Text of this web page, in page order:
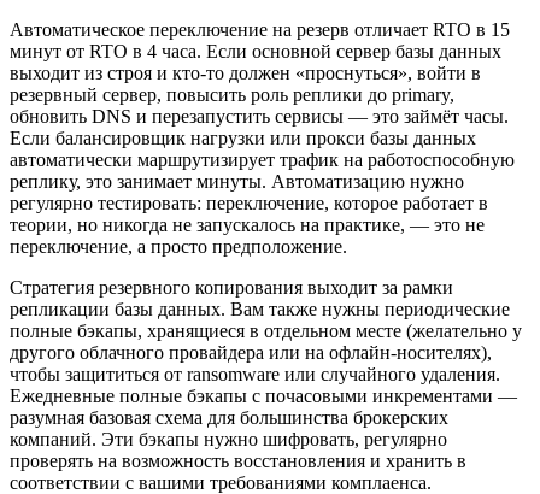
Автоматическое переключение на резерв отличает RTO в 15
минут от RTO в 4 часа. Если основной сервер базы данных
выходит из строя и кто-то должен «проснуться», войти в
резервный сервер, повысить роль реплики до primary,
обновить DNS и перезапустить сервисы — это займёт часы.
Если балансировщик нагрузки или прокси базы данных
автоматически маршрутизирует трафик на работоспособную
реплику, это занимает минуты. Автоматизацию нужно
регулярно тестировать: переключение, которое работает в
теории, но никогда не запускалось на практике, — это не
переключение, а просто предположение.
Стратегия резервного копирования выходит за рамки
репликации базы данных. Вам также нужны периодические
полные бэкапы, хранящиеся в отдельном месте (желательно у
другого облачного провайдера или на офлайн-носителях),
чтобы защититься от ransomware или случайного удаления.
Ежедневные полные бэкапы с почасовыми инкрементами —
разумная базовая схема для большинства брокерских
компаний. Эти бэкапы нужно шифровать, регулярно
проверять на возможность восстановления и хранить в
соответствии с вашими требованиями комплаенса.